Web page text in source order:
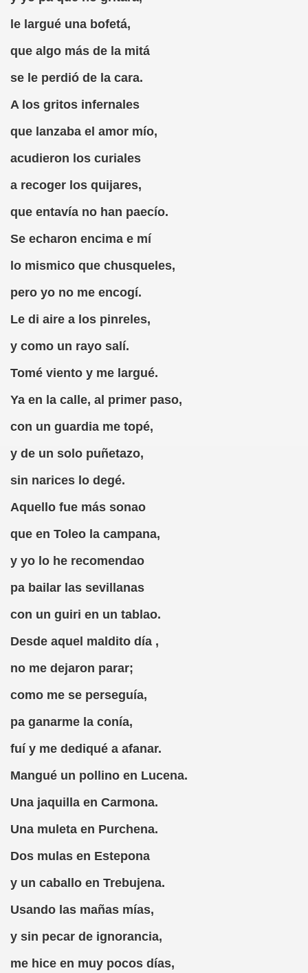
le largué una bofetá,
que algo más de la mitá
se le perdió de la cara.
A los gritos infernales
que lanzaba el amor mío,
acudieron los curiales
a recoger los quijares,
que entavía no han paecío.
Se echaron encima e mí
lo mismico que chusqueles,
pero yo no me encogí.
Le di aire a los pinreles,
y como un rayo salí.
Tomé viento y me largué.
Ya en la calle, al primer paso,
con un guardia me topé,
y de un solo puñetazo,
sin narices lo degé.
Aquello fue más sonao
que en Toleo la campana,
y yo lo he recomendao
pa bailar las sevillanas
con un guiri en un tablao.
Desde aquel maldito día ,
no me dejaron parar;
como me se perseguía,
pa ganarme la conía,
fuí y me dediqué a afanar.
Mangué un pollino en Lucena.
Una jaquilla en Carmona.
Una muleta en Purchena.
Dos mulas en Estepona
y un caballo en Trebujena.
Usando las mañas mías,
y sin pecar de ignorancia,
me hice en muy pocos días,
Romance de Ciego (Fray Josepho)
Valdes)
Samaniego)
(Ventura Pazos)
(Jorge Llopis)
a Camilo José Cela)
Casciari)
(Jorge Llopis)